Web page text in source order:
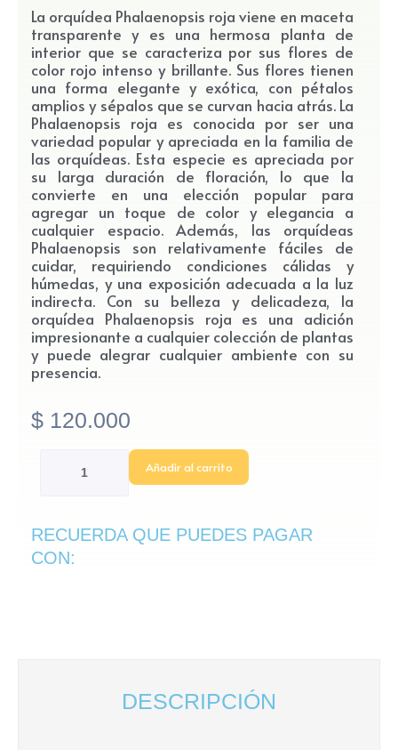
La orquídea Phalaenopsis roja viene en maceta
transparente y es una hermosa planta de
interior que se caracteriza por sus flores de
color rojo intenso y brillante. Sus flores tienen
una forma elegante y exótica, con pétalos
amplios y sépalos que se curvan hacia atrás. La
Phalaenopsis roja es conocida por ser una
variedad popular y apreciada en la familia de
las orquídeas. Esta especie es apreciada por
su larga duración de floración, lo que la
convierte en una elección popular para
agregar un toque de color y elegancia a
cualquier espacio. Además, las orquídeas
Phalaenopsis son relativamente fáciles de
cuidar, requiriendo condiciones cálidas y
húmedas, y una exposición adecuada a la luz
indirecta. Con su belleza y delicadeza, la
orquídea Phalaenopsis roja es una adición
impresionante a cualquier colección de plantas
y puede alegrar cualquier ambiente con su
presencia.
$ 120.000
cantidad
Añadir al carrito
RECUERDA QUE PUEDES PAGAR
CON:
DESCRIPCIÓN